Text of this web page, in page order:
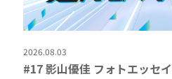
2026.08.03
#17 影山優佳 フォトエッセ